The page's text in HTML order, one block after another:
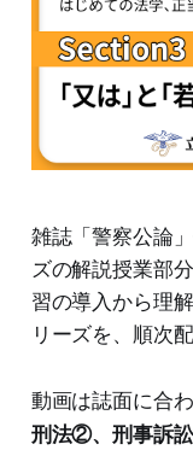
雑誌「警察公論
ズの解説授業部
習の導入から理
リーズを、順次
動画は誌面に合わ
刑法②、刑事訴